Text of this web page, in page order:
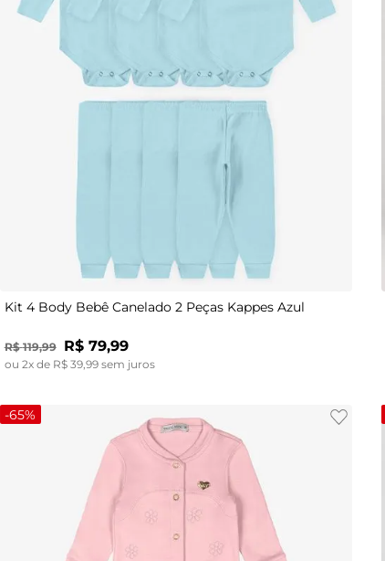
P M G GG
Kit 4 Body Bebê Canelado 2 Peças Kappes Azul
R$ 119,99 R$ 79,99
ou 2x de R$ 39,99sem juros
-65%